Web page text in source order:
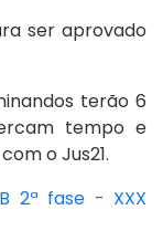
ser aprovado
terão 6
tempo e
o Jus21.
2ª fase - XXX